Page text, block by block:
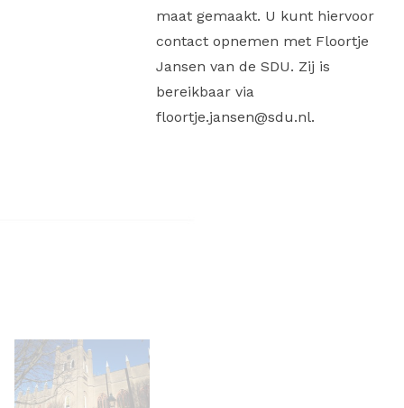
maat gemaakt. U kunt hiervoor
contact opnemen met Floortje
Jansen van de SDU. Zij is
bereikbaar via
floortje.jansen@sdu.nl.